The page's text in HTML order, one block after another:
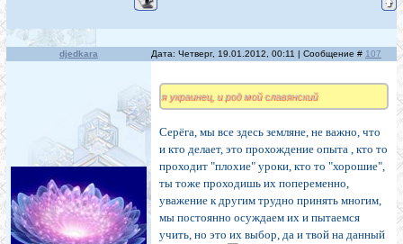
djedkara Дата: Четверг, 19.01.2012, 00:11 | Сообщение # 107
я украинец, и род мой славянский
Серёга, мы все здесь земляне, не важно, что
и кто делает, это прохождение опыта , кто то
проходит "плохие" уроки, кто то "хорошие",
ты тоже проходишь их попеременно,
уважение к другим трудно принять многим,
мы постоянно осуждаем их и пытаемся
учить, но это их выбор, да и твой на данный